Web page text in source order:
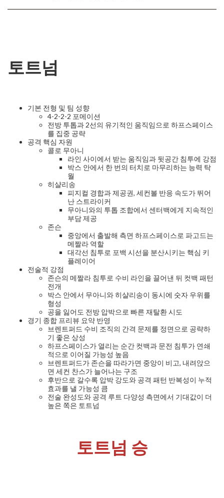
토트넘
기본 전형 및 팀 성향
4-2-2-2 포메이션
전방 투톱과 2선의 유기적인 움직임으로 하프스페이스
를 집중 공략
공격 핵심 자원
콜로 무아니
라인 사이에서 받는 움직임과 뒷공간 침투에 강점
박스 안에서 한 번의 터치로 마무리하는 능력 탁
월
히샬리송
피지컬 경합과 제공권, 세컨볼 반응 속도가 뛰어
난 스트라이커
무아니와의 투톱 조합에서 센터백에게 지속적인
부담 제공
존슨
중앙에서 출발해 측면 하프스페이스로 파고드는
메짤라 역할
대각선 침투로 포백 시선을 분산시키는 핵심 키
플레이어
전술적 강점
존슨의 메짤라 침투로 수비 라인을 끌어낸 뒤 컷백 패턴
전개
박스 안에서 무아니와 히샬리송이 동시에 숫자 우위를
형성
공을 잃어도 전방 압박으로 빠른 재탈환 시도
경기 종합 프리뷰 요약 반영
브렌트퍼드 수비 조직의 간격 문제를 정면으로 공략하
기 좋은 상성
하프스페이스가 열리는 순간 컷백과 문전 침투가 연쇄
적으로 이어질 가능성 높음
브렌트퍼드가 존슨을 따라가면 중앙이 비고, 내려앉으
면 세컨 찬스가 늘어나는 구조
후반으로 갈수록 압박 강도와 공격 패턴 반복성이 누적
효과를 낼 가능성 큼
전술 완성도와 공격 루트 다양성 측면에서 기대값이 더
높은 쪽은 토트넘
토트넘 승